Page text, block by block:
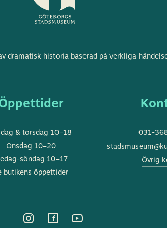
Göteborgs
dramatisk historia baserad på verkliga
& torsdag 10–18
Onsdag 10–20
söndag 10–17
butikens öppettider
031-
Övrig